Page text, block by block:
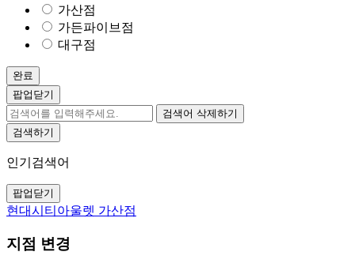
가산점
가든파이브점
대구점
완료
팝업닫기
검색어 삭제하기
검색하기
인기검색어
팝업닫기
현대시티아울렛 가산점
지점 변경